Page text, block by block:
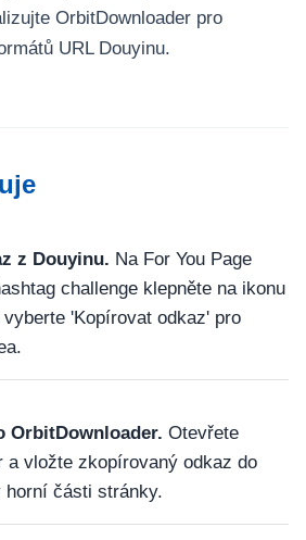
OrbitDownloader pro
URL Douyinu.
z Douyinu. Na For You Page
challenge klepněte na ikonu
'Kopírovat odkaz' pro
OrbitDownloader. Otevřete
a vložte zkopírovaný odkaz do
horní části stránky.